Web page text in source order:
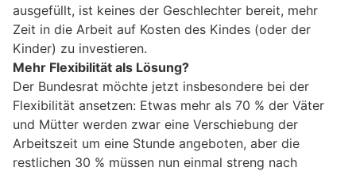
ausgefüllt, ist keines der Geschlechter bereit, mehr
Zeit in die Arbeit auf Kosten des Kindes (oder der
Kinder) zu investieren.
Mehr Flexibilität als Lösung?
Der Bundesrat möchte jetzt insbesondere bei der
Flexibilität ansetzen: Etwas mehr als 70 % der Väter
und Mütter werden zwar eine Verschiebung der
Arbeitszeit um eine Stunde angeboten, aber die
restlichen 30 % müssen nun einmal streng nach